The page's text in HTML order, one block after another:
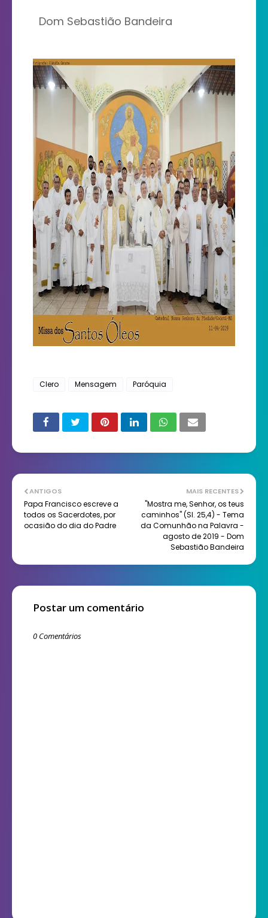
Dom Sebastião Bandeira
Clero Mensagem Paróquia
MAIS RECENTES
"Mostra me, Senhor, os teus
caminhos" (Sl. 25,4) - Tema
da Comunhão na Palavra -
agosto de 2019 - Dom
Sebastião Bandeira
ANTIGOS
Papa Francisco escreve a
todos os Sacerdotes, por
ocasião do dia do Padre
Postar um comentário
0 Comentários